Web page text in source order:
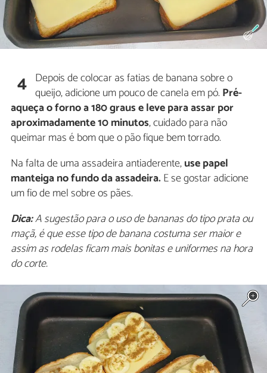
4 Depois de colocar as fatias de banana sobre o
queijo, adicione um pouco de canela em pó. Pré-
aqueça o forno a 180 grause leve para assar por
aproximadamente 10 minutos, cuidado para não
queimar mas é bom que o pão fique bem torrado.
Na falta de uma assadeira antiaderente,use papel
manteiga no fundo da assadeira.E se gostar adicione
um fio de mel sobre os pães.
Dica:A sugestão para o uso de bananas do tipo prata ou
maçã, é que esse tipo de banana costuma ser maior e
assim as rodelas ficam mais bonitas e uniformes na hora
do corte.